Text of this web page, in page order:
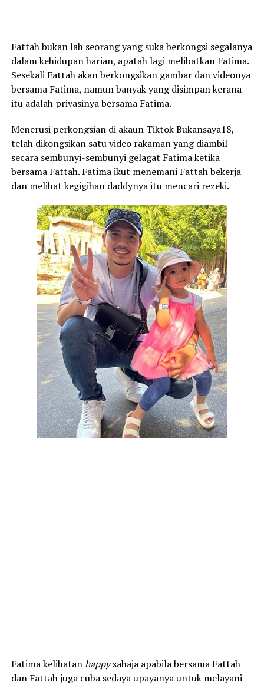
Fattah bukan lah seorang yang suka berkongsi segalanya
dalam kehidupan harian, apatah lagi melibatkan Fatima.
Sesekali Fattah akan berkongsikan gambar dan videonya
bersama Fatima, namun banyak yang disimpan kerana
itu adalah privasinya bersama Fatima.
Menerusi perkongsian di akaun Tiktok Bukansaya18,
telah dikongsikan satu video rakaman yang diambil
secara sembunyi-sembunyi gelagat Fatima ketika
bersama Fattah. Fatima ikut menemani Fattah bekerja
dan melihat kegigihan daddynya itu mencari rezeki.
Fatima kelihatanhappysahaja apabila bersama Fattah
dan Fattah juga cuba sedaya upayanya untuk melayani